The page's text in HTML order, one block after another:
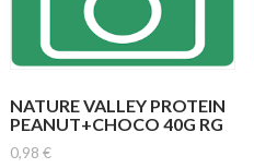
NATURE VALLEY PROTEIN
PEANUT+CHOCO 40G RG
0,98 €